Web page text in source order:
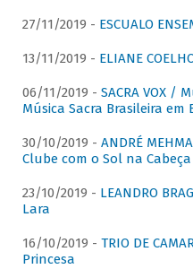
27/11/2019 - ESCUALO
13/11/2019 - ELIANE
06/11/2019 - SACRA VOX /
Música Sacra Brasileira em
30/10/2019 - ANDRÉ
Clube com o Sol na Cabeça
23/10/2019 - LEANDRO
Lara
16/10/2019 - TRIO DE
Princesa